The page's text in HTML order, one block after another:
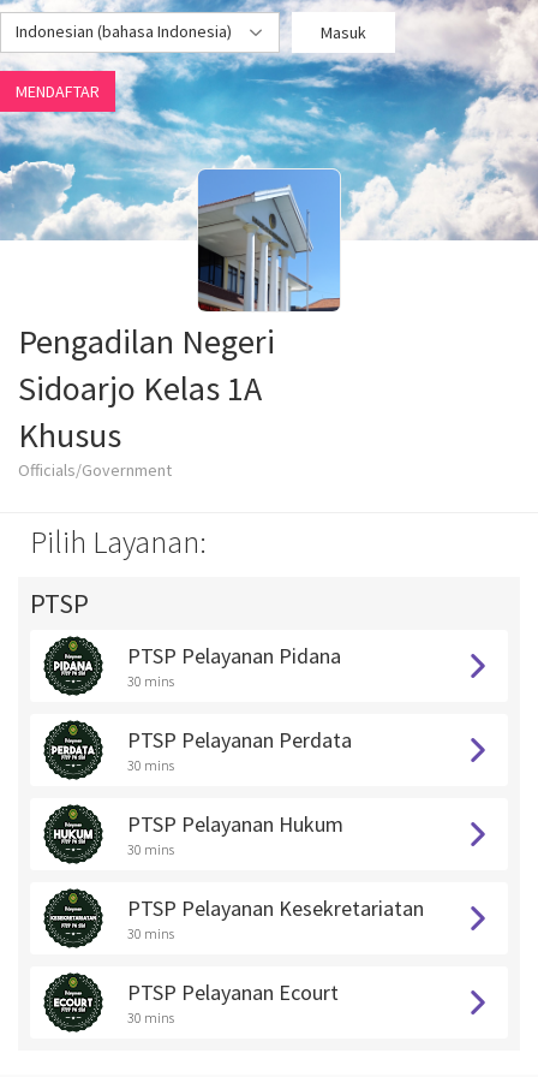
Indonesian (bahasa Indonesia) Masuk
MENDAFTAR
Pengadilan Negeri
Sidoarjo Kelas 1A
Khusus
Officials/Government
Pilih Layanan:
PTSP
PTSP Pelayanan Pidana
30 mins
PTSP Pelayanan Perdata
30 mins
PTSP Pelayanan Hukum
30 mins
PTSP Pelayanan Kesekretariatan
30 mins
PTSP Pelayanan Ecourt
30 mins